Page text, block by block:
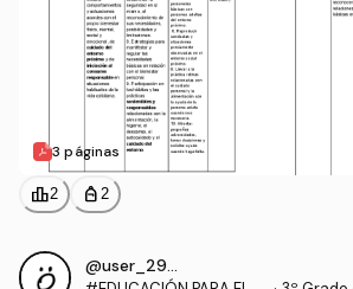
3 páginas
leaderboard2 personal_bag 2
@user_2935509